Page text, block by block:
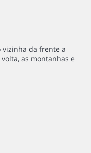
vizinha da frente a
as montanhas e